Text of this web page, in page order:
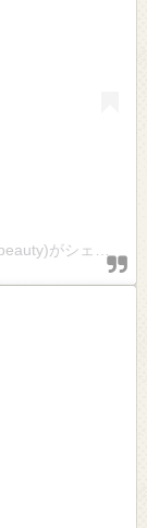
Ririe｜美容・コスメライター(@cosme_ririe_beauty)がシェアした投稿